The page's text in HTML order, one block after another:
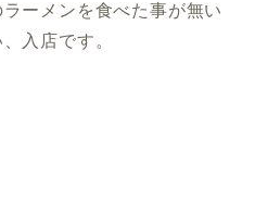
ーメンを食べた事が無い
入店です。